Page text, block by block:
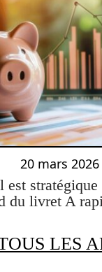
20 mars 2026
est stratégique
du livret A
LES